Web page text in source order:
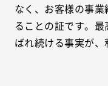
なく、お客様の事
ることの証です。
ばれ続ける事実が、